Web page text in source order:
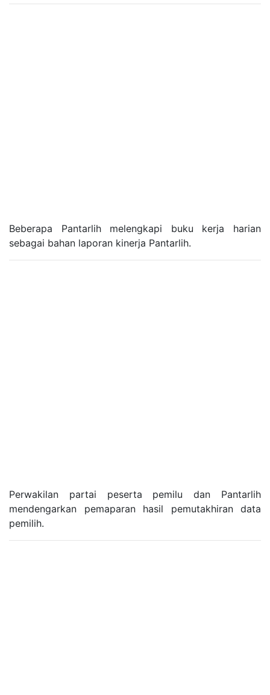
Beberapa Pantarlih melengkapi buku kerja harian
sebagai bahan laporan kinerja Pantarlih.
Perwakilan partai peserta pemilu dan Pantarlih
mendengarkan pemaparan hasil pemutakhiran data
pemilih.